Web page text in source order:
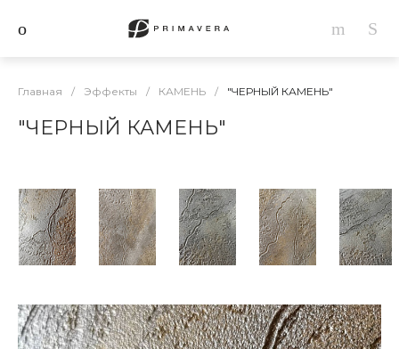
Главная / Эффекты / КАМЕНЬ / "ЧЕРНЫЙ КАМЕНЬ"
"ЧЕРНЫЙ КАМЕНЬ"